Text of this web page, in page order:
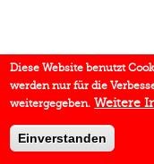
Diese Website benutzt
werden nur für die
weitergegeben. Weitere
Einverstanden